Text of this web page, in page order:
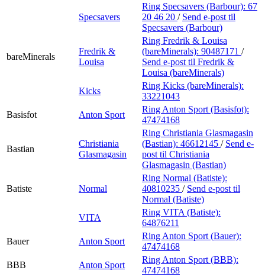
Specsavers
Ring Specsavers (Barbour): 67
20 46 20 / Send e-post til
Specsavers (Barbour)
bareMinerals
Fredrik &
Louisa
Ring Fredrik & Louisa
(bareMinerals): 90487171 /
Send e-post til Fredrik &
Louisa (bareMinerals)
Kicks
Ring Kicks (bareMinerals):
33221043
Basisfot
Anton Sport
Ring Anton Sport (Basisfot):
47474168
Bastian
Christiania
Glasmagasin
Ring Christiania Glasmagasin
(Bastian): 46612145 / Send e-
post til Christiania
Glasmagasin (Bastian)
Batiste Normal
Ring Normal (Batiste):
40810235 / Send e-post til
Normal (Batiste)
VITA
Ring VITA (Batiste):
64876211
Bauer
Anton Sport
Ring Anton Sport (Bauer):
47474168
BBB
Anton Sport
Ring Anton Sport (BBB):
47474168